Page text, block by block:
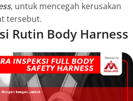
, untuk mencegah kerusakan
tersebut.
Rutin Body Harness